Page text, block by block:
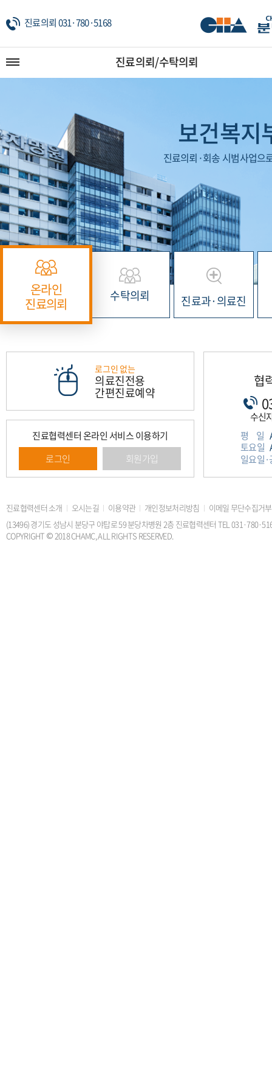
진료의뢰 031·780·5168
진료의뢰/수탁의뢰
보건복지
진료의뢰·회송 시범사업으
온라인
진료의뢰
수탁의뢰 진료과·의료진
로그인 없는
의료진전용
간편진료예약
진료협력센터 온라인 서비스 이용하기
로그인
회원가입
협
수신
평일
토요일
일요일·
진료협력센터 소개 오시는길 이용약관 개인정보처리방침
이메일 무단수집거부
(13496) 경기도 성남시 분당구 야탑로 59 분당차병원 2층 진료협력센터 TEL
COPYRIGHT © 2018 CHAMC, ALL RIGHTS RESERVED.